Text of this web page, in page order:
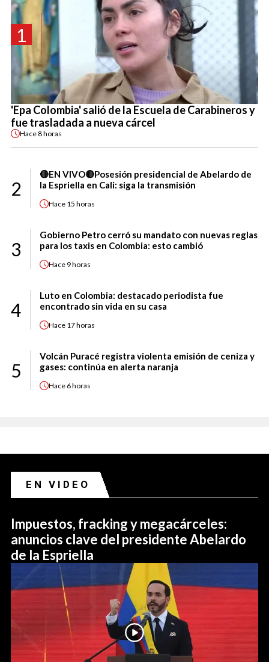
1
'Epa Colombia' salió de la Escuela de Carabineros y
fue trasladada a nueva cárcel
Hace8 horas
2
🔴EN VIVO🔴Posesión presidencial de Abelardo de
la Espriella en Cali: siga la transmisión
Hace 15 horas
3
Gobierno Petro cerró su mandato con nuevas reglas
para los taxis en Colombia: esto cambió
Hace 9 horas
4
Luto en Colombia: destacado periodista fue
encontrado sin vida en su casa
Hace 17 horas
5
Volcán Puracé registra violenta emisión de ceniza y
gases: continúa en alerta naranja
Hace 6 horas
EN VIDEO
Impuestos, fracking y megacárceles:
anuncios clave del presidente Abelardo
de la Espriella